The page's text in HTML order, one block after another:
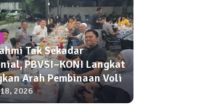
Tak Sekadar
PBVSI–KONI Langkat
Arah Pembinaan Voli
2026